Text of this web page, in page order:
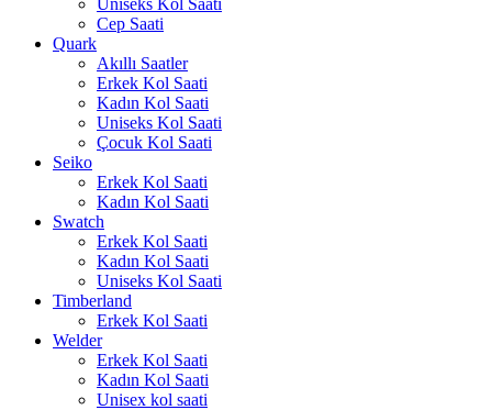
Cep Saati
Quark
Akıllı Saatler
Erkek Kol Saati
Kadın Kol Saati
Uniseks Kol Saati
Çocuk Kol Saati
Seiko
Erkek Kol Saati
Kadın Kol Saati
Swatch
Erkek Kol Saati
Kadın Kol Saati
Uniseks Kol Saati
Timberland
Erkek Kol Saati
Welder
Erkek Kol Saati
Kadın Kol Saati
Unisex kol saati